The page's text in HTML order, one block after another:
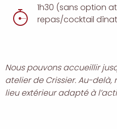
durée
1h30 (sans option
repas/cocktail
Nous pouvons accueillir
atelier de Crissier. Au-delà,
lieu extérieur adapté à